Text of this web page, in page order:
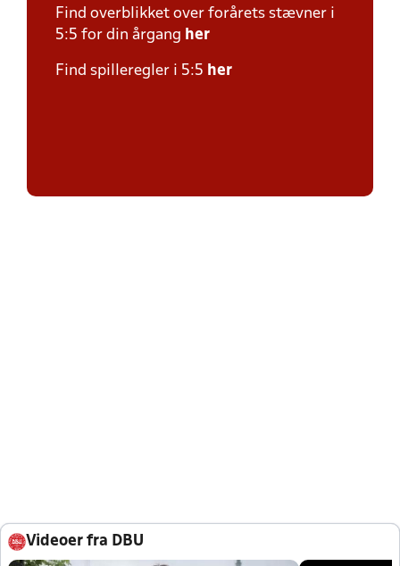
Find overblikket over forårets stævner i
5:5 for din årgang her
Find spilleregler i 5:5 her
Videoer fra DBU